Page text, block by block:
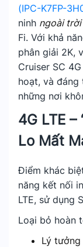
(IPC-K7FP-
ninh ngoài trời
Fi. Với khả
phân giải 2K,
Cruiser SC
hoạt, và
những nơi
4G LTE
Lo Mất
Điểm khác
năng kết nối
LTE, sử dụng
Loại bỏ hoàn
Lý